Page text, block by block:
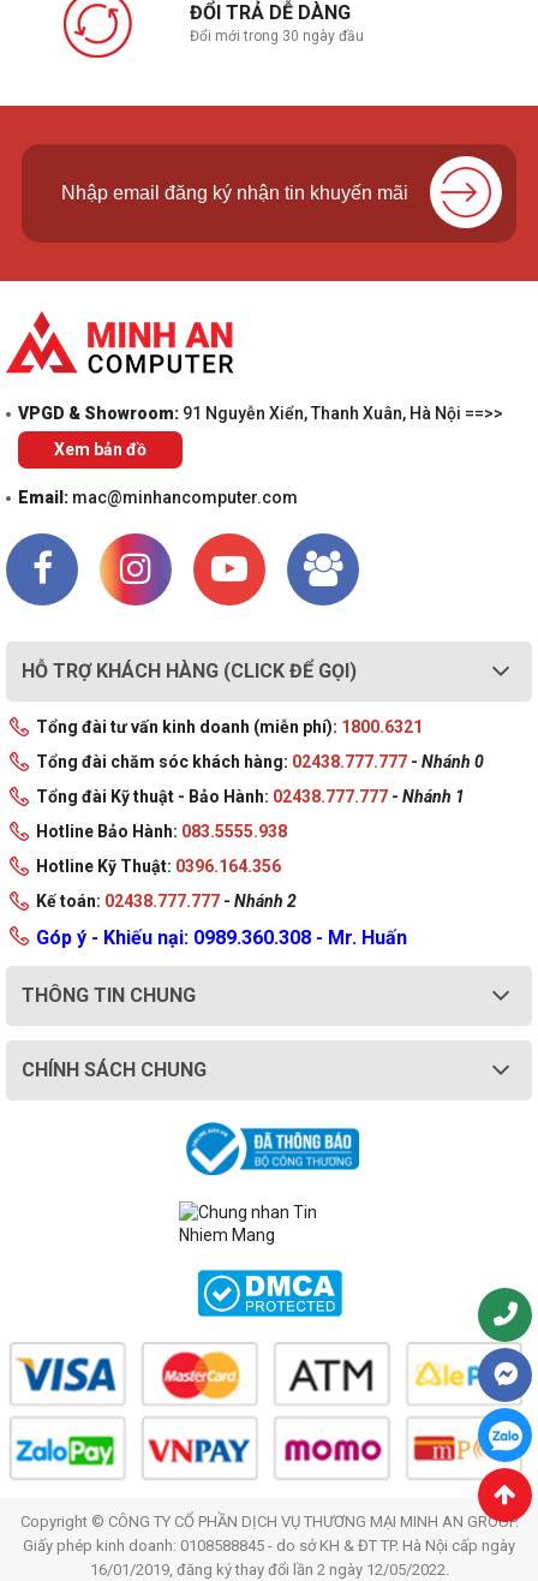
ĐỔI TRẢ DỄ DÀNG
Đổi mới trong 30 ngày đầu
VPGD & Showroom: 91 Nguyễn Xiển, Thanh Xuân, Hà Nội ==>>
Xem bản đồ
Email: mac@minhancomputer.com
HỖ TRỢ KHÁCH HÀNG (CLICK ĐỂ GỌI)
Tổng đài tư vấn kinh doanh (miễn phí): 1800.6321
Tổng đài chăm sóc khách hàng: 02438.777.777 - Nhánh 0
Tổng đài Kỹ thuật - Bảo Hành: 02438.777.777 - Nhánh 1
Hotline Bảo Hành: 083.5555.938
Hotline Kỹ Thuật: 0396.164.356
Kế toán: 02438.777.777 - Nhánh 2
Góp ý - Khiếu nại: 0989.360.308 - Mr. Huấn
THÔNG TIN CHUNG
CHÍNH SÁCH CHUNG
Copyright © CÔNG TY CỔ PHẦN DỊCH VỤ THƯƠNG MẠI MINH AN GROUP.
Giấy phép kinh doanh: 0108588845 - do sở KH & ĐT TP. Hà Nội cấp ngày
16/01/2019, đăng ký thay đổi lần 2 ngày 12/05/2022.